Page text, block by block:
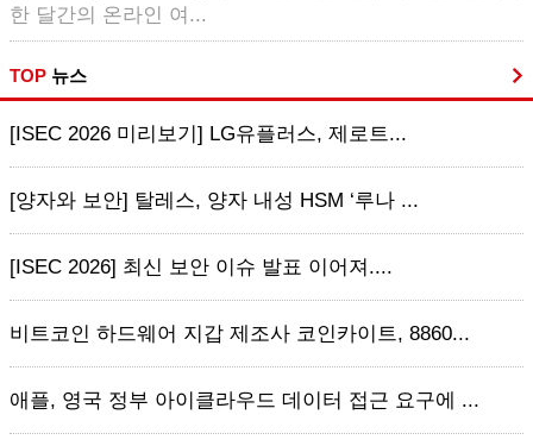
한 달간의 온라인 여...
TOP 뉴스
[ISEC 2026 미리보기] LG유플러스, 제로트...
[양자와 보안] 탈레스, 양자 내성 HSM ‘루나 ...
[ISEC 2026] 최신 보안 이슈 발표 이어져....
비트코인 하드웨어 지갑 제조사 코인카이트, 8860...
애플, 영국 정부 아이클라우드 데이터 접근 요구에 ...